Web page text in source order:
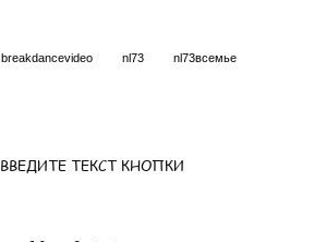
breakdancevideo nl73
nl73всемье
ВВЕДИТЕ ТЕКСТ КНОПКИ